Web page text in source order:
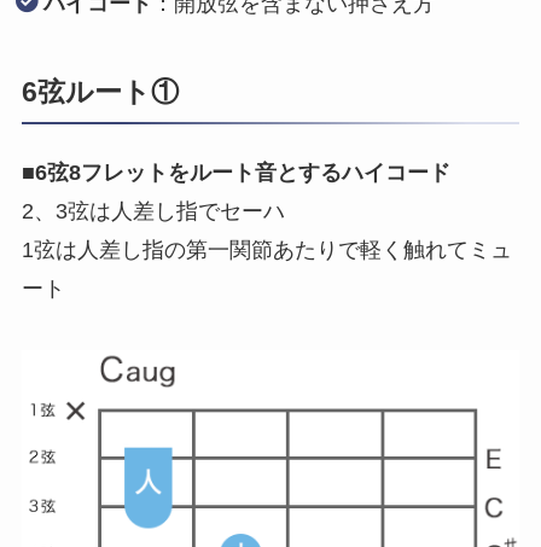
6弦ルート①
■6弦8フレットをルート音とするハイコード
2、3弦は人差し指でセーハ
1弦は人差し指の第一関節あたりで軽く触れてミュ
ート